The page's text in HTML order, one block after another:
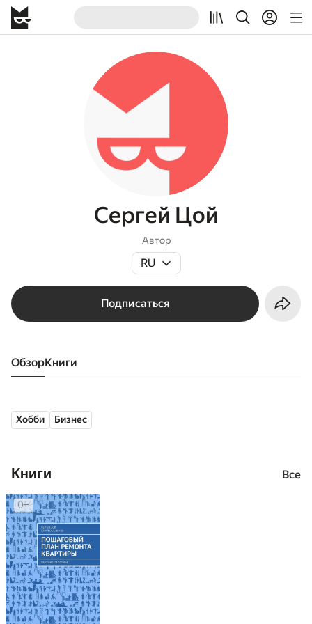
Сергей Цой
Автор
RU
Подписаться
Обзор книги
Хобби Бизнес
Книги Все